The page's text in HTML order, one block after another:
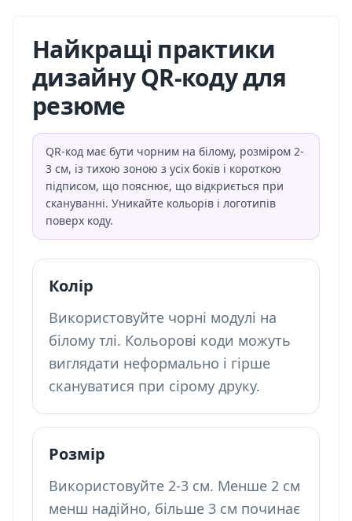
Найкращі практики
дизайну QR-коду для
резюме
QR-код має бути чорним на білому, розміром 2-
3 см, із тихою зоною з усіх боків і короткою
підписом, що пояснює, що відкриється при
скануванні. Уникайте кольорів і логотипів
поверх коду.
Колір
Використовуйте чорні модулі на
білому тлі. Кольорові коди можуть
виглядати неформально і гірше
скануватися при сірому друку.
Розмір
Використовуйте 2-3 см. Менше 2 см
менш надійно, більше 3 см починає